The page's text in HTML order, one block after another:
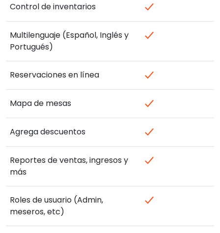
Control de inventarios
Multilenguaje (Español, Inglés y
Portugués)
Reservaciones en línea
Mapa de mesas
Agrega descuentos
Reportes de ventas, ingresos y
más
Roles de usuario (Admin,
meseros, etc)